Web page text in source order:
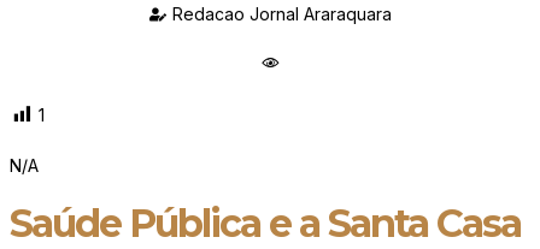
Redacao Jornal Araraquara
1
N/A
Saúde Pública e a Santa Casa